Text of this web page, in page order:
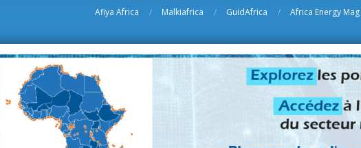
Afiya Africa Malkiafrica GuidAfrica Africa Energy Mag